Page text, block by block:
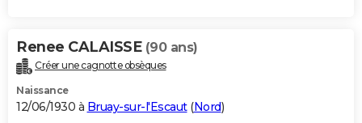
Renee CALAISSE (90 ans)
Créer une cagnotte obsèques
Naissance
12/06/1930 à Bruay-sur-l'Escaut(Nord)